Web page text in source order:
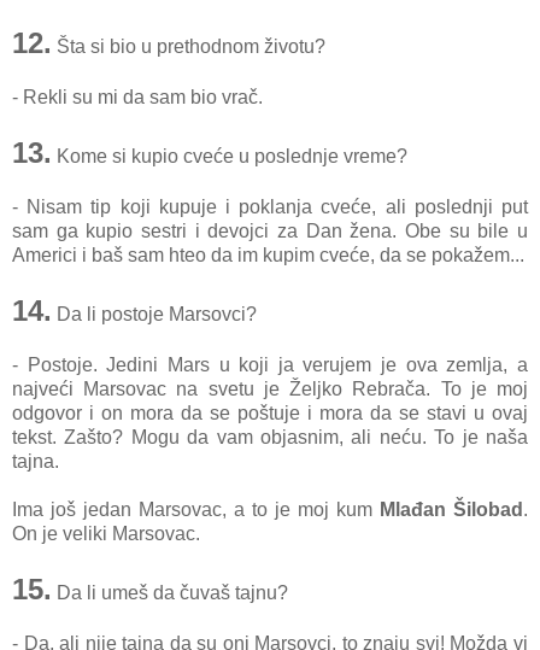
12. Šta si bio u prethodnom životu?
- Rekli su mi da sam bio vrač.
13. Kome si kupio cveće u poslednje vreme?
- Nisam tip koji kupuje i poklanja cveće, ali poslednji put
sam ga kupio sestri i devojci za Dan žena. Obe su bile u
Americi i baš sam hteo da im kupim cveće, da se pokažem...
14. Da li postoje Marsovci?
- Postoje. Jedini Mars u koji ja verujem je ova zemlja, a
najveći Marsovac na svetu je Željko Rebrača. To je moj
odgovor i on mora da se poštuje i mora da se stavi u ovaj
tekst. Zašto? Mogu da vam objasnim, ali neću. To je naša
tajna.
Ima još jedan Marsovac, a to je moj kum Mlađan Šilobad .
On je veliki Marsovac.
15. Da li umeš da čuvaš tajnu?
- Da, ali nije tajna da su oni Marsovci, to znaju svi! Možda vi